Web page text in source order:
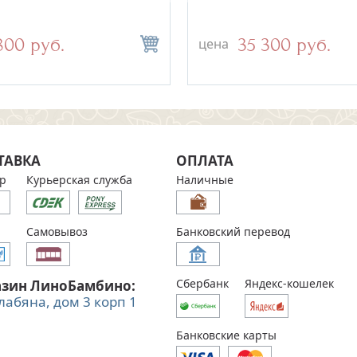
руб.
серебряного набора
цена 700 руб.
100 руб. цена 35 300 руб.
Курьерская служба
Самовывоз
ЛиноБамбино:
дом 3 корп 1
ОПЛАТА
Наличные
Банковский перевод
Сбербанк Яндекс-кошелек
Банковские карты